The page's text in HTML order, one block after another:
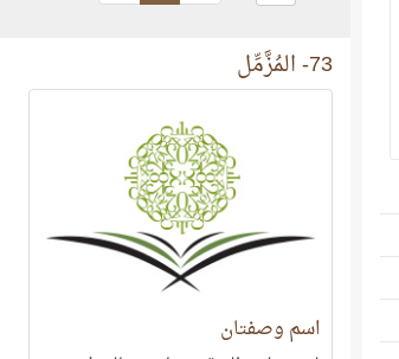
73- المُزَّمِّل
اسم وصفتان